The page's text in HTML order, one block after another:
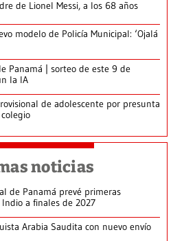
de Lionel Messi, a los 68 años
modelo de Policía Municipal: ‘Ojalá
Panamá | sorteo de este 9 de
la IA
de adolescente por presunta
noticias
de Panamá prevé primeras
a finales de 2027
Arabia Saudita con nuevo envío